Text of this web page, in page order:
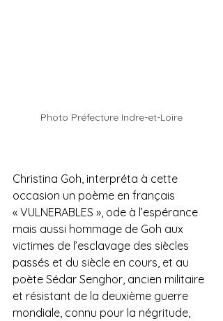
Photo Préfecture Indre-et-Loire
Christina Goh, interpréta à cette
occasion un poème en français
« VULNERABLES », ode à l’espérance
mais aussi hommage de Goh aux
victimes de l’esclavage des siècles
passés et du siècle en cours, et au
poète Sédar Senghor, ancien militaire
et résistant de la deuxième guerre
mondiale, connu pour la négritude,